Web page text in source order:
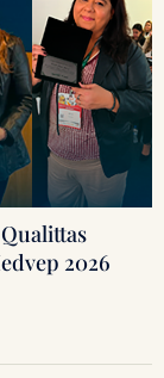
2026